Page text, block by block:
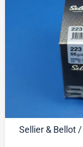
Sellier & Bellot